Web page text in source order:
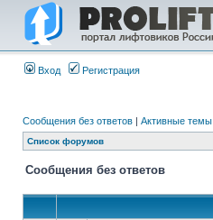
Вход Регистрация
Сообщения без ответов | Активные темы
Список форумов
Сообщения без ответов